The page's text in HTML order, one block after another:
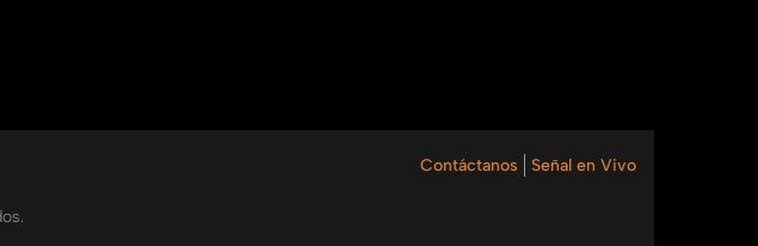
Las Guerreras de Oración y toda nuestra comunidad estarán orando
Contáctanos Señal en Vivo